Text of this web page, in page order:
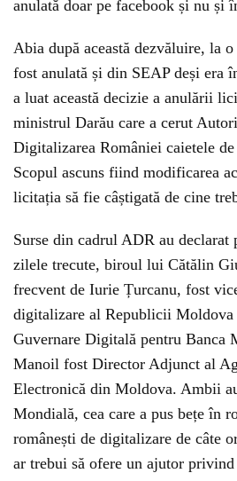
anulată doar pe facebook și nu și
Abia după această dezvăluire, la
fost anulată și din SEAP deși era
a luat această decizie a anulării
ministrul Darău care a cerut
Digitalizarea României caietele
Scopul ascuns fiind modificarea
licitația să fie câștigată de cine
Surse din cadrul ADR au declarat
zilele trecute, biroul lui Cătălin
frecvent de Iurie Țurcanu, fost
digitalizare al Republicii Moldova
Guvernare Digitală pentru Banca
Manoil fost Director Adjunct al
Electronică din Moldova. Ambii
Mondială, cea care a pus bețe în
românești de digitalizare de câte
ar trebui să ofere un ajutor